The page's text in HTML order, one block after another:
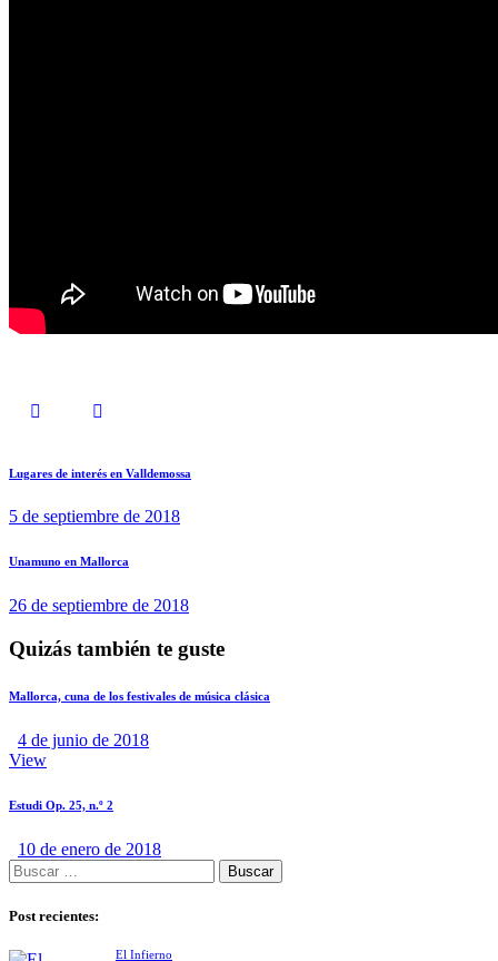
Lugares de interés en Valldemossa
5 de septiembre de 2018
Unamuno en Mallorca
26 de septiembre de 2018
Quizás también te guste
Mallorca, cuna de los festivales de música clásica
4 de junio de 2018
View
Estudi Op. 25, n.º 2
10 de enero de 2018
Post recientes:
El Infierno